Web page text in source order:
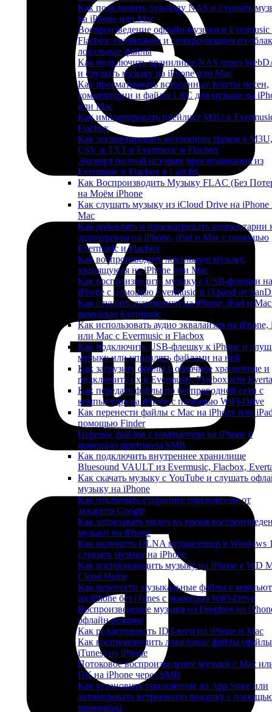
Как подключить Synology NAS и слушать
на iPhone или Mac
Воспроизведение офлайн-музыки в Evermusic
Flacbox: скачивание и синхронизация из
локальные файлы
Как подключить хранилище NAS через
и слушать музыку на iPhone или Mac
Как просматривать встроенные тексты песен,
комментарии и файлы LRC для музыки на
или Mac
Как импортировать плейлист M3U в
Flacbox
Как экспортировать коллекцию треков в M3U,
CSV и TXT в Evermusic и Flacbox
Экспорт полной истории прослушивания из
Evermusic и Flacbox в Last.fm
Как Воспроизводить Музыку FLAC (Без
на Моём iPhone
Как слушать музыку из iCloud Drive на iPhone
Mac
Как добавлять и просматривать комментарии
аудиотрекам на iPhone, iPad и Mac с помощью
Evermusic и Flacbox
Как воспроизводить локальную музыку,
хранящуюся на iPhone или Mac
Как воспроизводить музыку с USB-флешки на
iPhone с помощью Evermusic и iXpand от
Как слушать аудиокниги на iPhone, iPad и
помощью Evermusic
Как использовать аудио эквалайзер на iPhone,
или Mac с Evermusic и Flacbox
Как подключить USB-флешку к iPhone и
музыку или управлять файлами на ней
Как загрузить файлы в облачное хранилище и
подключить их к Evermusic, Flacbox или
Как передать файлы по беспроводной сети с
компьютера на iPhone с помощью WiFi-Drive
Как перенести файлы с Mac на iPhone или
помощью Finder
Перенос файлов с компьютера на iPhone с
помощью протокола SMB
Как подключить внутреннее хранилище
Bluesound VAULT из Evermusic, Flacbox,
Как скачать музыку с YouTube и слушать
музыку на iPhone
Как отключить стороннее приложение от
аккаунта Google
Как записывать видео во время
музыки на iPhone
Как включить DLNA медиасервер в Windows
слушать музыку на iPhone
Как воспроизводить музыку на iPhone с WD
Cloud Home
Как перенести музыкальные файлы с
на iPhone без iTunes с помощью WiFi-Drive
Воспроизведение музыки из Dropbox на
офлайн-режиме
Как редактировать ID3-теги на iPhone и Mac
Как воспроизводить локальные файлы (файлы
iTunes) на iPhone
Потоковое воспроизведение музыки с Mac
ПК на iPhone через SMB
Как установить приложение из App Store или
активировать встроенную покупку с
промокода